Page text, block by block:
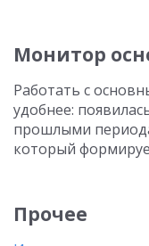
Монитор
Работать с
удобнее:
прошлыми
который
Прочее